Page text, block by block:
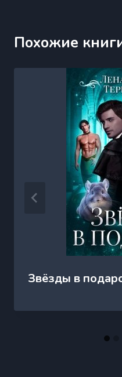
Похожие
Звёзды в